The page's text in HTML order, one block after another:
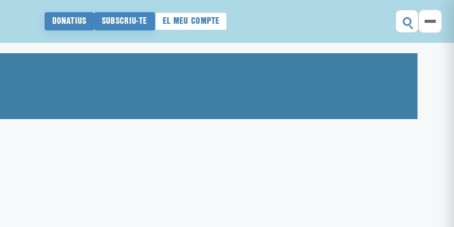
DONATIUS SUBSCRIU-TE EL MEU COMPTE